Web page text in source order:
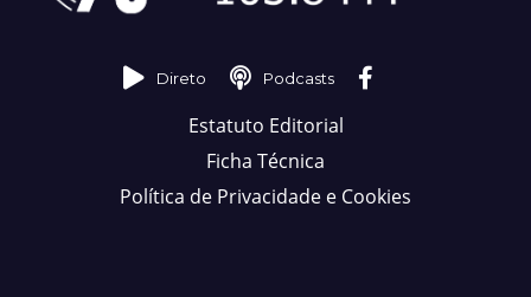
Direto Podcasts
Estatuto Editorial
Ficha Técnica
Política de Privacidade e Cookies